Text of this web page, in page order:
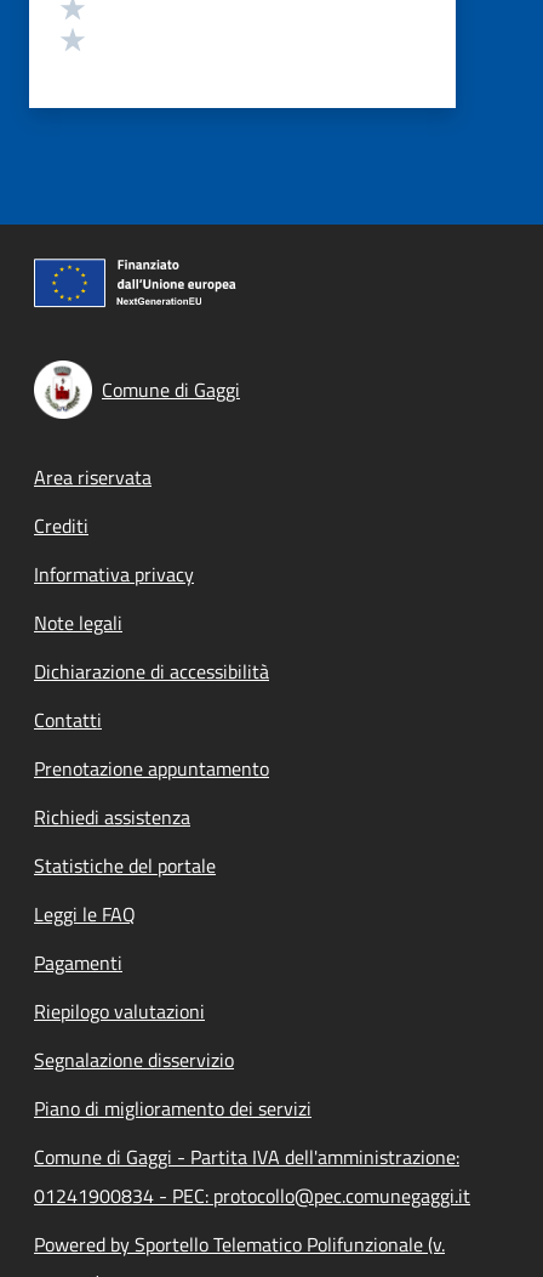
Comune di Gaggi
Footer menu
Area riservata
Crediti
Informativa privacy
Note legali
Dichiarazione di accessibilità
Contatti
Prenotazione appuntamento
Richiedi assistenza
Statistiche del portale
Leggi le FAQ
Pagamenti
Riepilogo valutazioni
Segnalazione disservizio
Piano di miglioramento dei servizi
Comune di Gaggi - Partita IVA dell'amministrazione:
01241900834 - PEC: protocollo@pec.comunegaggi.it
Powered by Sportello Telematico Polifunzionale (v.